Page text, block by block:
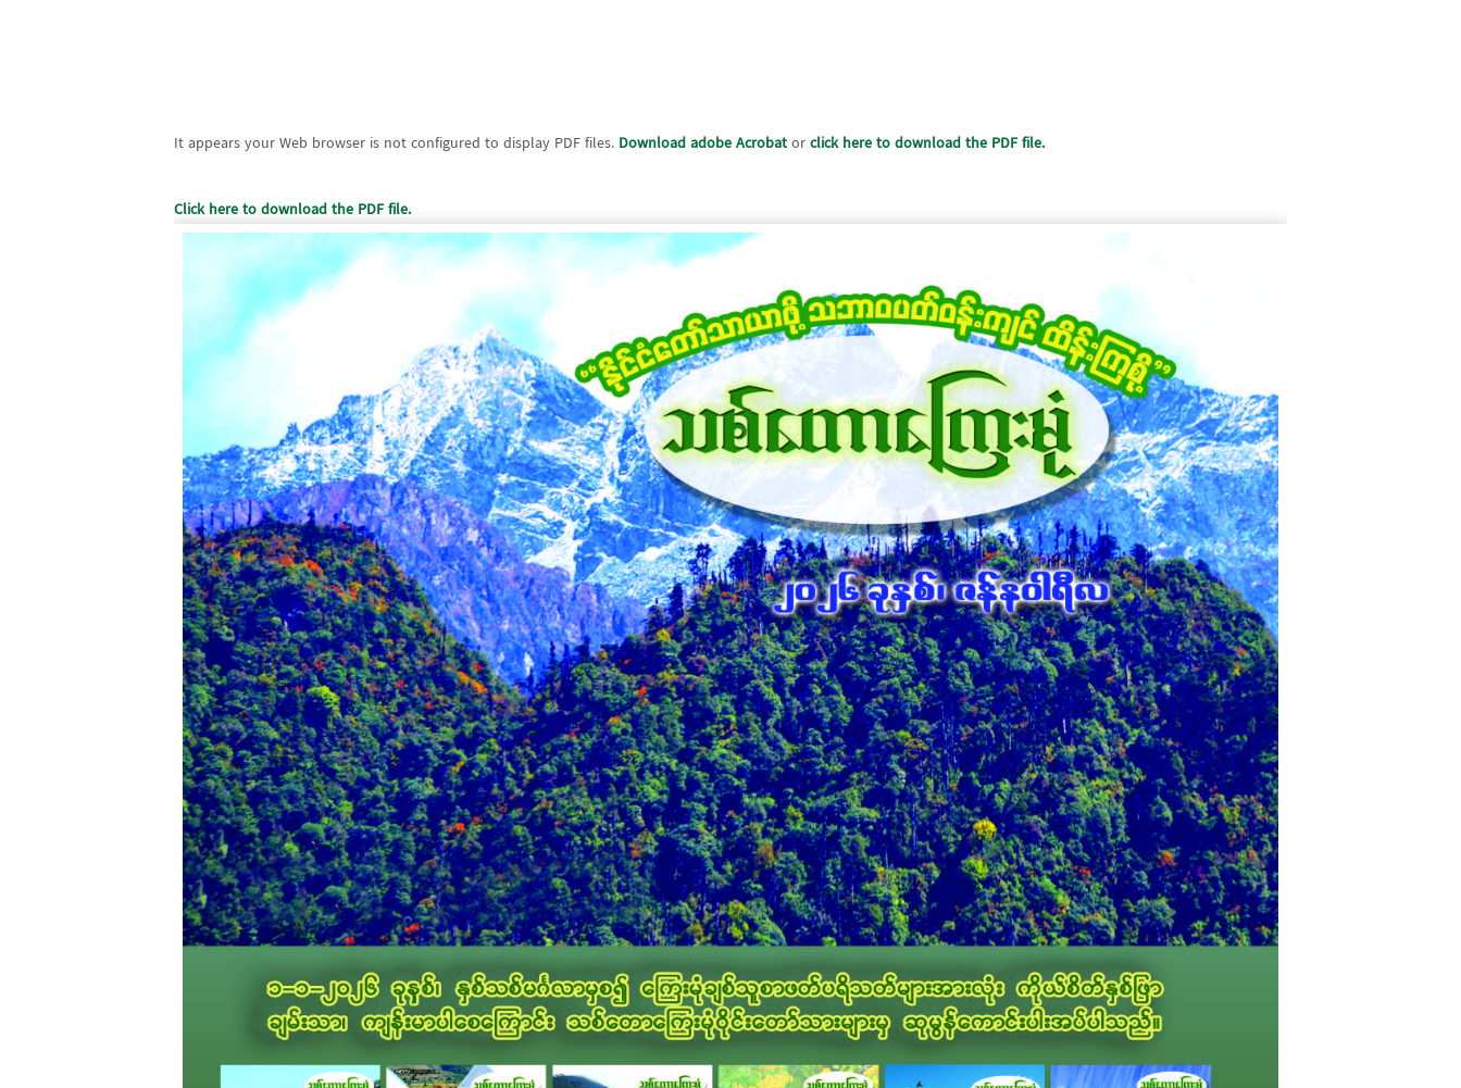
It appears your Web browser is not configured to display PDF files. Download adobe Acrobatorclick here to download the PDF file.
Click here to download the PDF file.